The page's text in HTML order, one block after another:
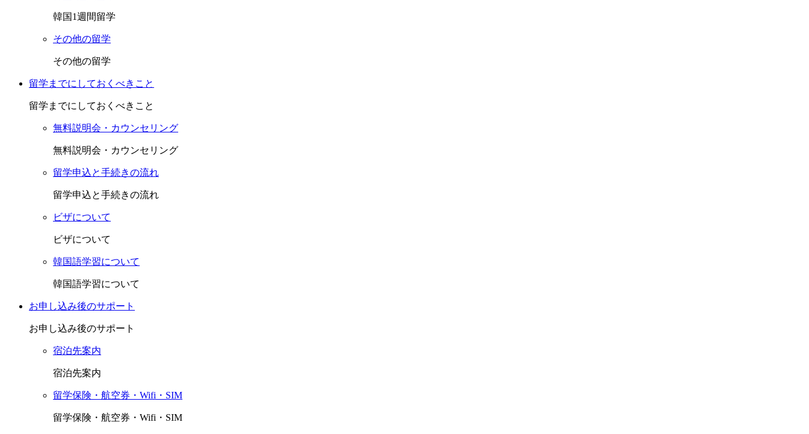
韓国1週間留学
その他の留学
その他の留学
留学までにしておくべきこと
留学までにしておくべきこと
無料説明会・カウンセリング
無料説明会・カウンセリング
留学申込と手続きの流れ
留学申込と手続きの流れ
ビザについて
ビザについて
韓国語学習について
韓国語学習について
お申し込み後のサポート
お申し込み後のサポート
宿泊先案内
宿泊先案内
留学保険・航空券・Wifi・SIM
留学保険・航空券・Wifi・SIM